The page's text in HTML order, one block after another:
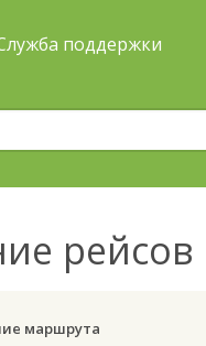
поддержки
рейсов
маршрута